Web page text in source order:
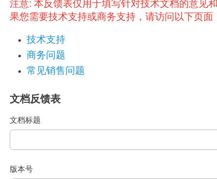
注意: 本反馈表仅用于填写针对技术文档的意见
果您需要技术支持或商务支持，请访问以下页面
技术支持
商务问题
常见销售问题
文档反馈表
文档标题
版本号